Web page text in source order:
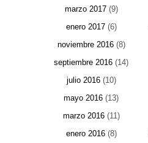
marzo 2017(9)
enero 2017(6)
noviembre 2016(8)
septiembre 2016 (14)
julio 2016(10)
mayo 2016 (13)
marzo 2016(11)
enero 2016(8)